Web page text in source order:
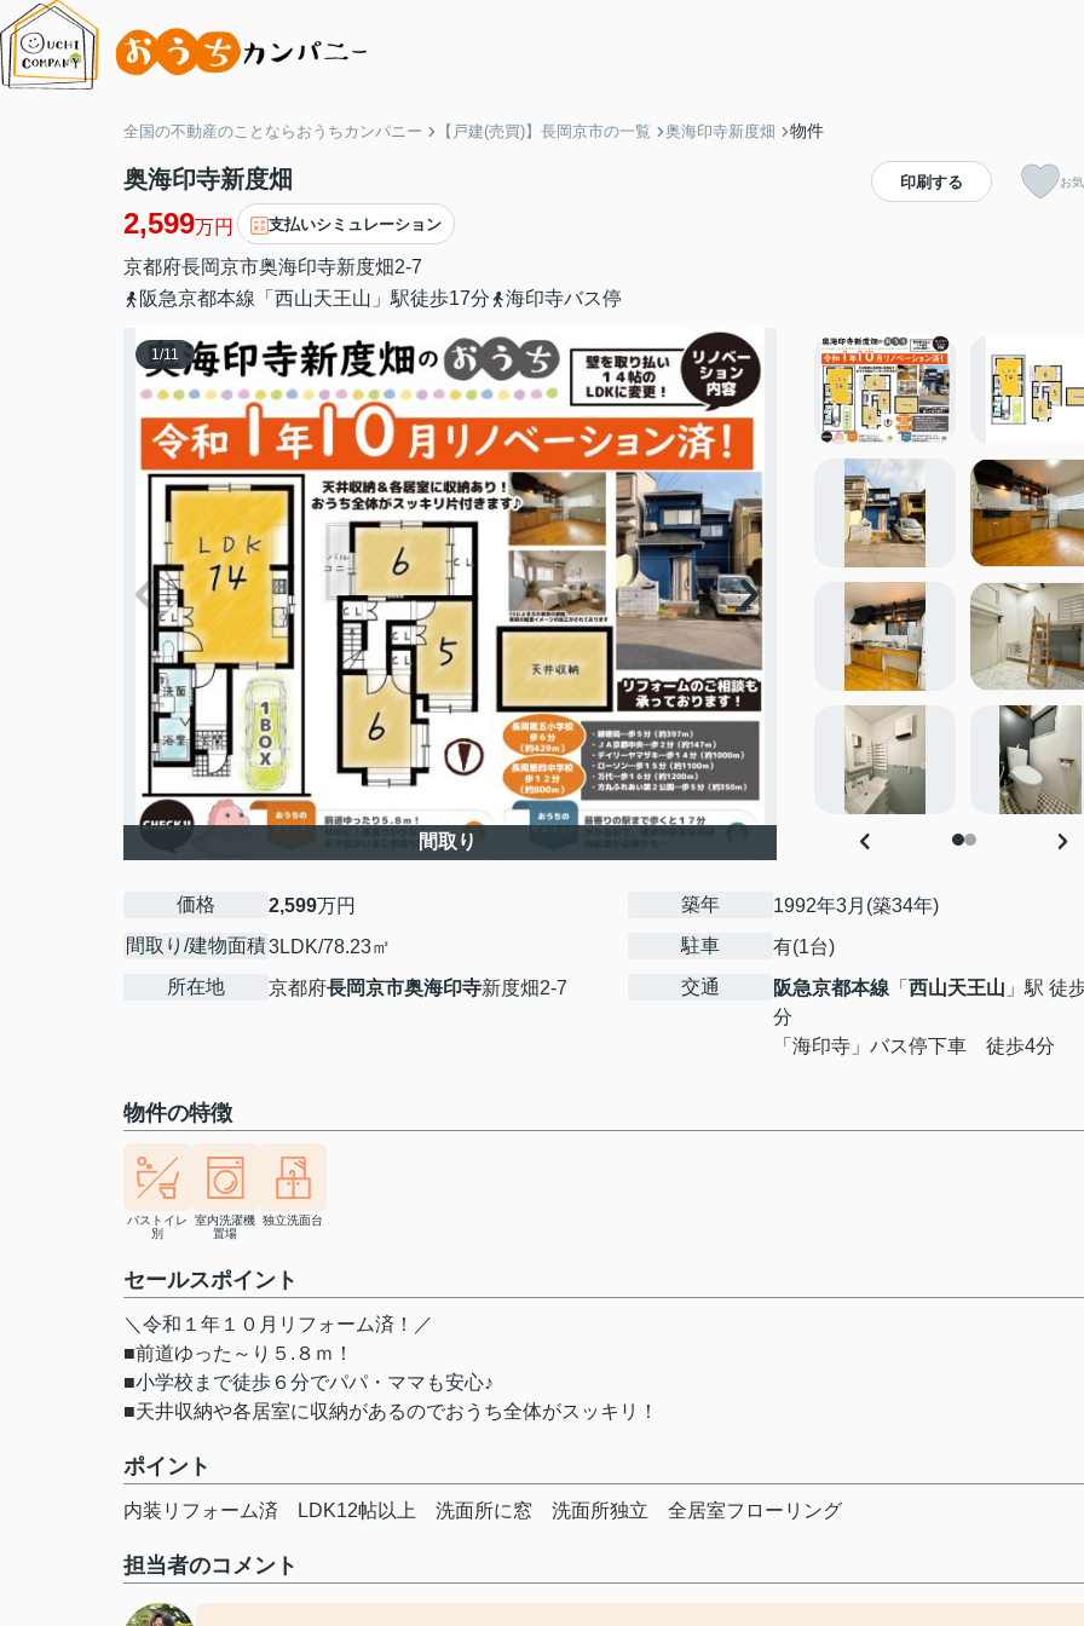
全国の不動産のことならおうちカンパニー 【戸建(売買)】長岡京市の一覧 奥海印寺新度畑 物件
奥海印寺新度畑
2,599万円 支払いシミュレーション
京都府長岡京市奥海印寺新度畑2-7
阪急京都本線「西山天王山」駅徒歩17分
海印寺バス停
印刷する お
1/11
間取り
価格 2,599万円
間取り/建物面積3LDK/78.23㎡
所在地
京都府長岡京市奥海印寺新度畑2-7
築年
1992年3月(築34年)
駐車
有(1台)
交通
阪急京都本線 「 西山天王山 」駅 徒
分
「海印寺」バス停下車 徒歩4分
物件の特徴
バストイレ
別
室内洗濯機
置場
独立洗面台
セールスポイント
＼令和１年１０月リフォーム済！／
■前道ゆった～り５.８ｍ！
■小学校まで徒歩６分でパパ・ママも安心♪
■天井収納や各居室に収納があるのでおうち全体がスッキリ！
ポイント
内装リフォーム済 LDK12帖以上 洗面所に窓 洗面所独立 全居室フローリング
担当者のコメント